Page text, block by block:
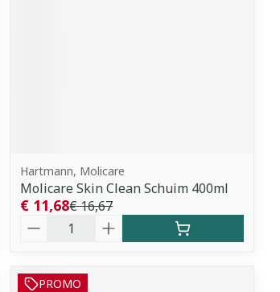
Hartmann, Molicare
Molicare Skin Clean Schuim 400ml
€ 16,67
€ 11,68
PROMO